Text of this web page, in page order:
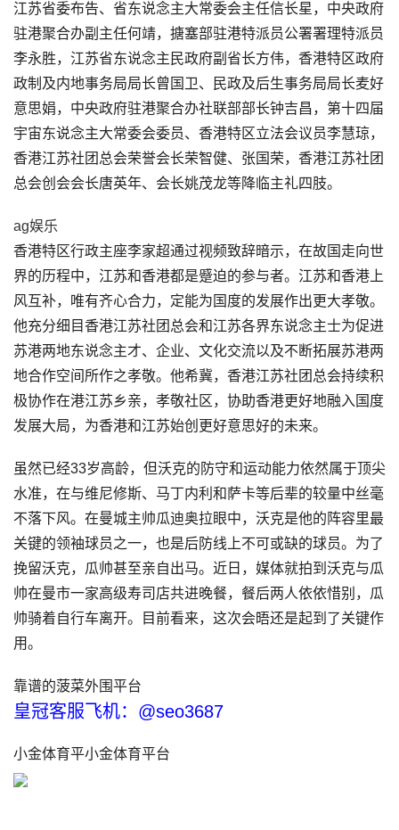
江苏省委布告、省东说念主大常委会主任信长星，中央政府
驻港聚合办副主任何靖，搪塞部驻港特派员公署署理特派员
李永胜，江苏省东说念主民政府副省长方伟，香港特区政府
政制及内地事务局局长曾国卫、民政及后生事务局局长麦好
意思娟，中央政府驻港聚合办社联部部长钟吉昌，第十四届
宇宙东说念主大常委会委员、香港特区立法会议员李慧琼，
香港江苏社团总会荣誉会长荣智健、张国荣，香港江苏社团
总会创会会长唐英年、会长姚茂龙等降临主礼四肢。
ag娱乐
香港特区行政主座李家超通过视频致辞暗示，在故国走向世
界的历程中，江苏和香港都是蹙迫的参与者。江苏和香港上
风互补，唯有齐心合力，定能为国度的发展作出更大孝敬。
他充分细目香港江苏社团总会和江苏各界东说念主士为促进
苏港两地东说念主才、企业、文化交流以及不断拓展苏港两
地合作空间所作之孝敬。他希冀，香港江苏社团总会持续积
极协作在港江苏乡亲，孝敬社区，协助香港更好地融入国度
发展大局，为香港和江苏始创更好意思好的未来。
虽然已经33岁高龄，但沃克的防守和运动能力依然属于顶尖
水准，在与维尼修斯、马丁内利和萨卡等后辈的较量中丝毫
不落下风。在曼城主帅瓜迪奥拉眼中，沃克是他的阵容里最
关键的领袖球员之一，也是后防线上不可或缺的球员。为了
挽留沃克，瓜帅甚至亲自出马。近日，媒体就拍到沃克与瓜
帅在曼市一家高级寿司店共进晚餐，餐后两人依依惜别，瓜
帅骑着自行车离开。目前看来，这次会晤还是起到了关键作
用。
靠谱的菠菜外围平台
皇冠客服飞机：@seo3687
小金体育平小金体育平台